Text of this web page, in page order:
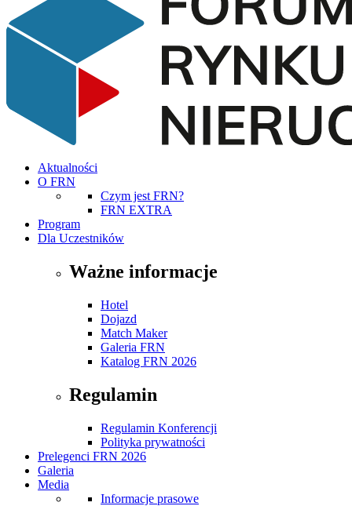
Aktualności
O FRN
Czym jest FRN?
FRN EXTRA
Program
Dla Uczestników
Ważne informacje
Hotel
Dojazd
Match Maker
Galeria FRN
Katalog FRN 2026
Regulamin
Regulamin Konferencji
Polityka prywatności
Prelegenci FRN 2026
Galeria
Media
Informacje prasowe